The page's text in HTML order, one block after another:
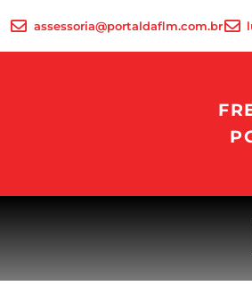
assessoria@portaldaflm.com.br